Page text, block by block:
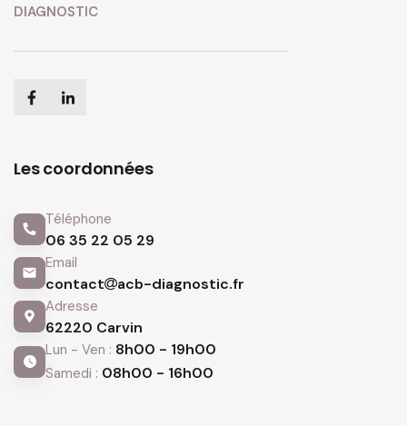
DIAGNOSTIC
Les coordonnées
Téléphone
06 35 22 05 29
Email
contact acb-diagnostic.fr
Adresse
62220 Carvin
Lun - Ven : 8h00 - 19h00
Samedi : 08h00 - 16h00